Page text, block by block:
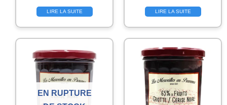
LIRE LA SUITE LIRE LA SUITE
EN RUPTURE